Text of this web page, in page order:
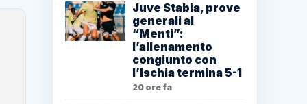
Juve Stabia, prove
generali al
“Menti”:
l’allenamento
congiunto con
l’Ischia termina 5-1
20 ore fa